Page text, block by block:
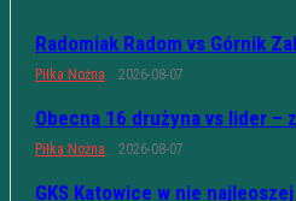
Radomiak Radom vs Górnik
Piłka Nożna 2026-08-07
Obecna 16 drużyna vs lider –
Piłka Nożna 2026-08-07
GKS Katowice w nie